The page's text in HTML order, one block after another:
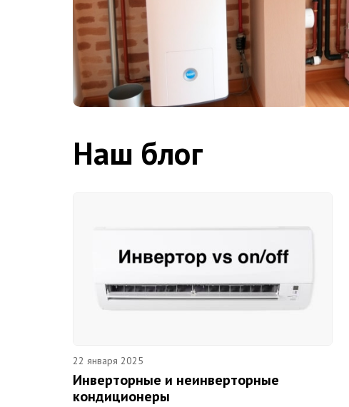
Наш блог
22 января 2025
Инверторные и неинверторные
кондиционеры